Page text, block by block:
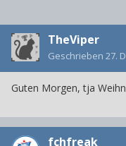
TheViper
Geschrieben 27.
Guten Morgen, tja
fchfreak